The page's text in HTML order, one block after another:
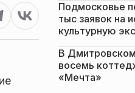
Подмосковье
тыс заявок на
культурную
В
восемь
«Мечта»